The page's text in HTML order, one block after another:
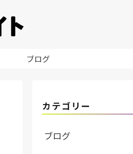
ブログ
カテゴリー
ブログ